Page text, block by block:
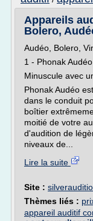
Appareils
Bolero,
Audéo, Bolero,
1 - Phonak Audéo
Minuscule avec
Phonak Audéo
dans le conduit
boîtier
moitié de votre
d'audition de
niveaux de...
Lire la suite
Site :
Thèmes liés :
appareil auditif